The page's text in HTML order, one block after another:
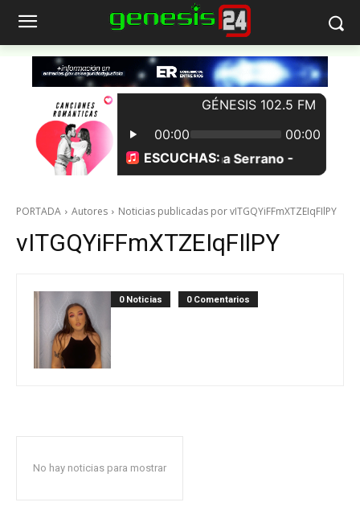
PORTADA Autores Noticias publicadas por vITGQYiFFmXTZEIqFIlPY
vITGQYiFFmXTZEIqFIlPY
0 Noticias 0 Comentarios
No hay noticias para mostrar